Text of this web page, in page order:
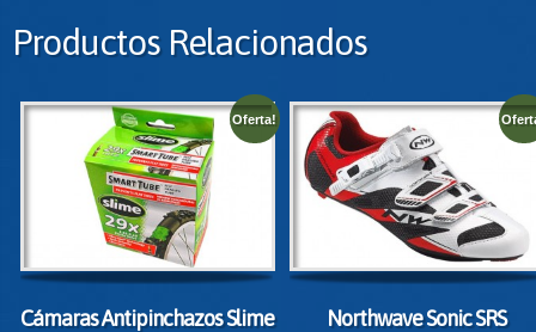
Productos Relacionados
Oferta!
Cámaras Antipinchazos Slime Northwave Sonic SRS